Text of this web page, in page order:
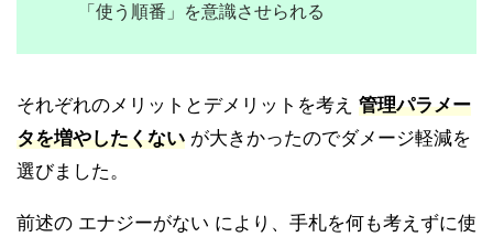
「使う順番」を意識させられる
それぞれのメリットとデメリットを考え 管理パラメー
タを増やしたくない が大きかったのでダメージ軽減を
選びました。
前述の エナジーがない により、手札を何も考えずに使